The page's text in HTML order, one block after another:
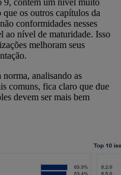
9, contêm um nível muito
os outros capítulos da
conformidades nesses
ao nível de maturidade. Isso
melhoram seus
analisando as
comuns, fica claro que due
devem ser mais bem